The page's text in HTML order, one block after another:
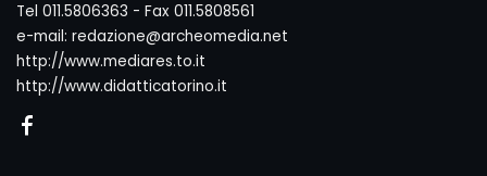
Tel 011.5806363 - Fax 011.5808561
e-mail: redazione@archeomedia.net
http://www.mediares.to.it
http://www.didatticatorino.it